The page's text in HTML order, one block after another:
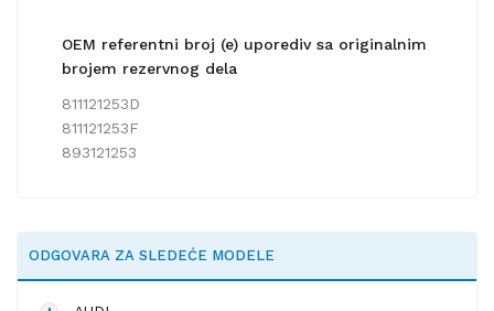
OEM referentni broj (e) uporediv sa originalnim
brojem rezervnog dela
811121253D
811121253F
893121253
ODGOVARA ZA SLEDEĆE MODELE